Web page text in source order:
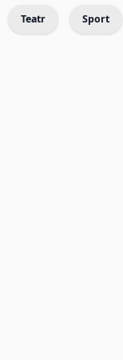
Teatr Sport